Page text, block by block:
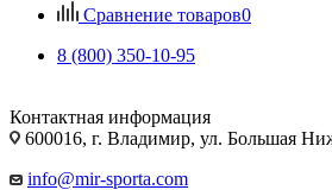
Сравнение товаров0
8 (800) 350-10-95
Контактная информация
600016, г. Владимир, ул. Большая
info@mir-sporta.com